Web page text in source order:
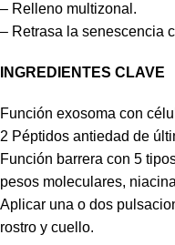
– Relleno multizonal.
– Retrasa la senescencia
INGREDIENTES CLAVE
Función exosoma con
2 Péptidos antiedad de
Función barrera con 5
pesos moleculares,
Aplicar una o dos
rostro y cuello.